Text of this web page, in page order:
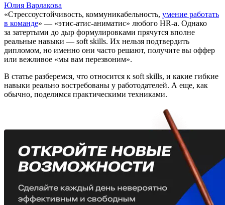
Юлия Варлакова
«Стрессоустойчивость, коммуникабельность, умение работать
в команде» — «этис-атис-аниматис» любого HR-а. Однако
за затертыми до дыр формулировками прячутся вполне
реальные навыки — soft skills. Их нельзя подтвердить
дипломом, но именно они часто решают, получите вы оффер
или вежливое «мы вам перезвоним».
В статье разберемся, что относится к soft skills, и какие гибкие
навыки реально востребованы у работодателей. А еще, как
обычно, поделимся практическими техниками.